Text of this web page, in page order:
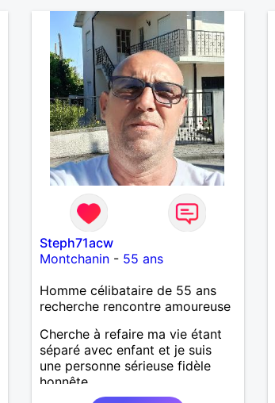
Steph71acw
Montchanin- 55 ans
Homme célibataire de 55 ans
recherche rencontre amoureuse
Cherche à refaire ma vie étant
séparé avec enfant et je suis
une personne sérieuse fidèle
honnête